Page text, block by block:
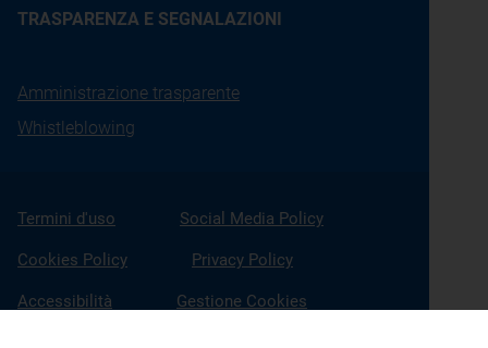
TRASPARENZA E SEGNALAZIONI
Amministrazione trasparente
Whistleblowing
Termini d'uso Social Media Policy
Cookies Policy Privacy Policy
Accessibilità Gestione Cookies